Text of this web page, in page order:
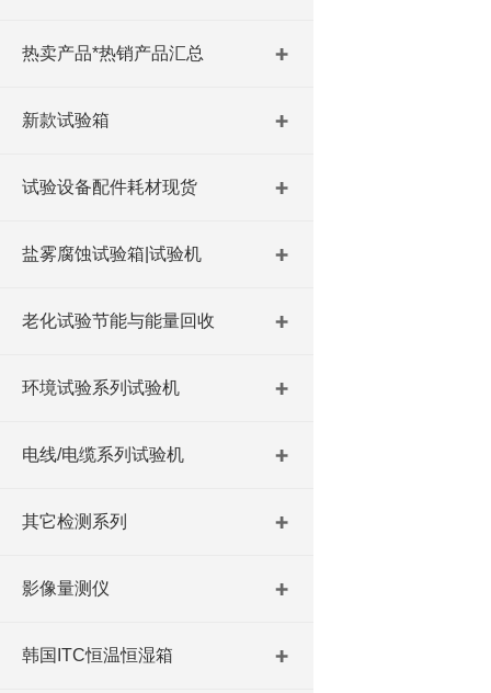
热卖产品*热销产品汇总
新款试验箱
试验设备配件耗材现货
盐雾腐蚀试验箱|试验机
老化试验节能与能量回收
环境试验系列试验机
电线/电缆系列试验机
其它检测系列
影像量测仪
韩国ITC恒温恒湿箱